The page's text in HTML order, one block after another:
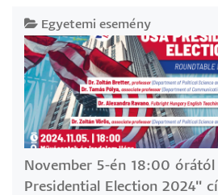
Egyetemi esemény
November 5-én 18:00 órától
Presidential Election 2024"